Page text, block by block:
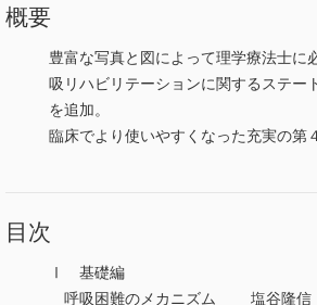
概要
豊富な写真と図によって理学療法士に
吸リハビリテーションに関するステー
を追加。
臨床でより使いやすくなった充実の第
目次
Ⅰ 基礎編
呼吸困難のメカニズム 塩谷隆信